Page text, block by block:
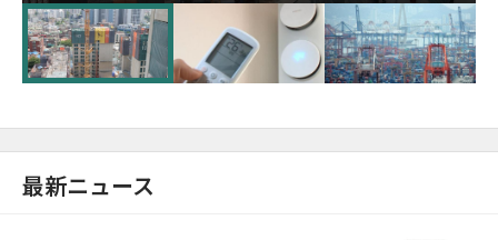
超が「ゾンビ企業」に…5年で2.8倍増
最新ニュース